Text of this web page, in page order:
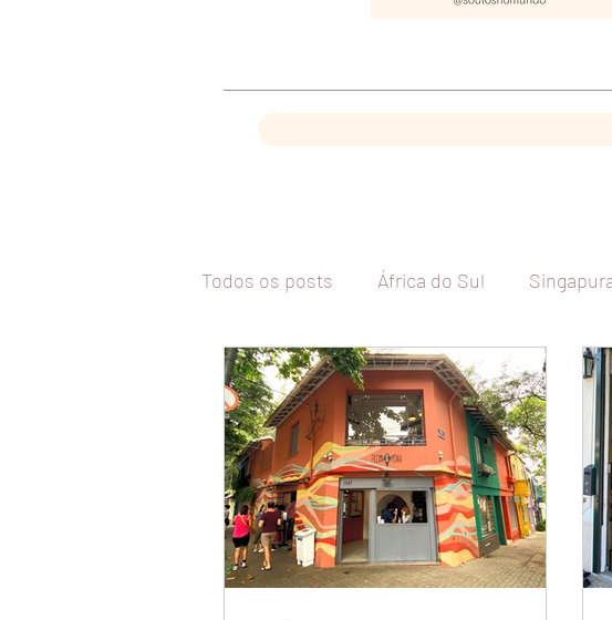
Todos os posts África do Sul
Tailândia Malásia Vietnã
Camboja Coréia do Sul Japão
Malta Itália Inglaterra